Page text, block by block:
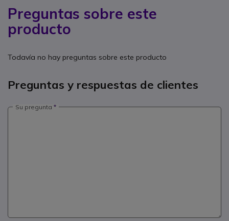
Preguntas sobre este
producto
Todavía no hay preguntas sobre este producto
Preguntas y respuestas de clientes
Su pregunta